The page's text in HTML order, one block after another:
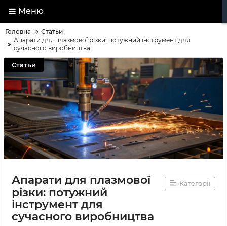
Меню
Головна
Статьи
Апарати для плазмової різки: потужний інструмент для
сучасного виробництва
Статьи
Апарати для плазмової
різки: потужний
інструмент для
сучасного виробництва
Категорії